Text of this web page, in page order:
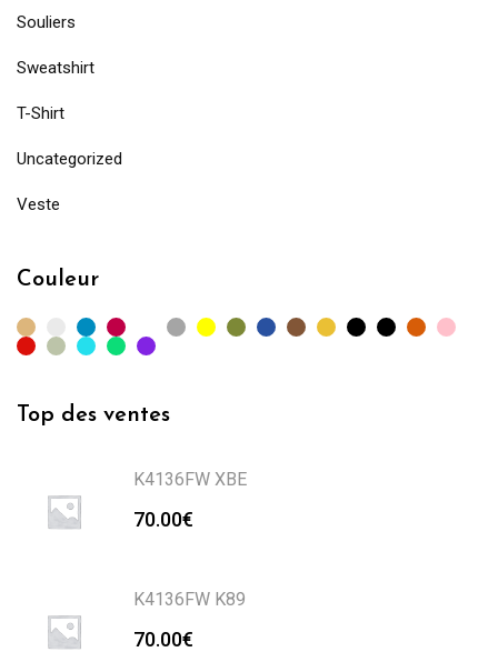
Souliers
Sweatshirt
T-Shirt
Uncategorized
Veste
Couleur
Top des ventes
K4136FW XBE
70.00€
K4136FW K89
70.00€